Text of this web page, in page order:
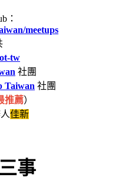
：
meetups
tw
社團
Taiwan 社團
推薦）
佳新
事